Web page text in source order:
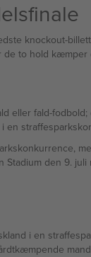
knockout-
de to hold kæmper
eller fald-
en
den 9.
i en